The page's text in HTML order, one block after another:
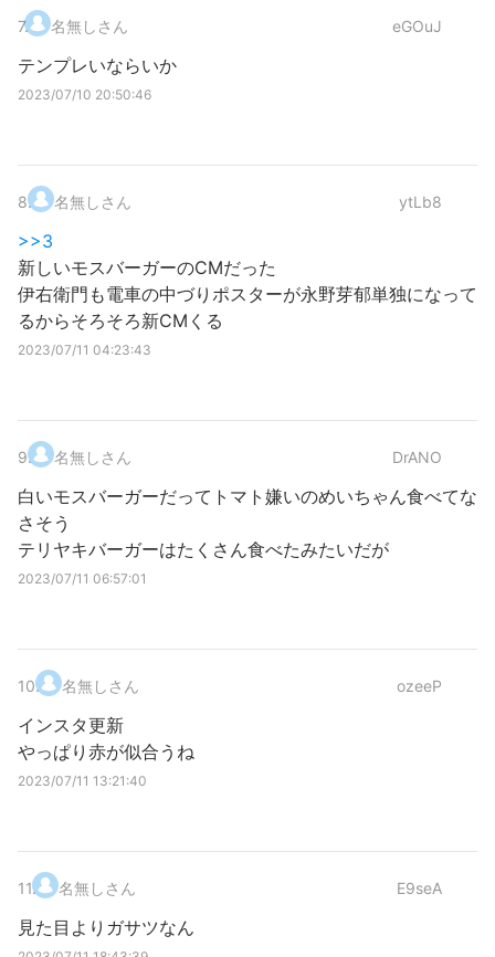
7. 名無しさん eGOuJ
テンプレいならいか
2023/07/10 20:50:46
8. 名無しさん ytLb8
>>3
新しいモスバーガーのCMだった
伊右衛門も電車の中づりポスターが永野芽郁単独になって
るからそろそろ新CMくる
2023/07/11 04:23:43
9. 名無しさん DrANO
白いモスバーガーだってトマト嫌いのめいちゃん食べてな
さそう
テリヤキバーガーはたくさん食べたみたいだが
2023/07/11 06:57:01
10. 名無しさん ozeeP
インスタ更新
やっぱり赤が似合うね
2023/07/11 13:21:40
11. 名無しさん E9seA
見た目よりガサツなん